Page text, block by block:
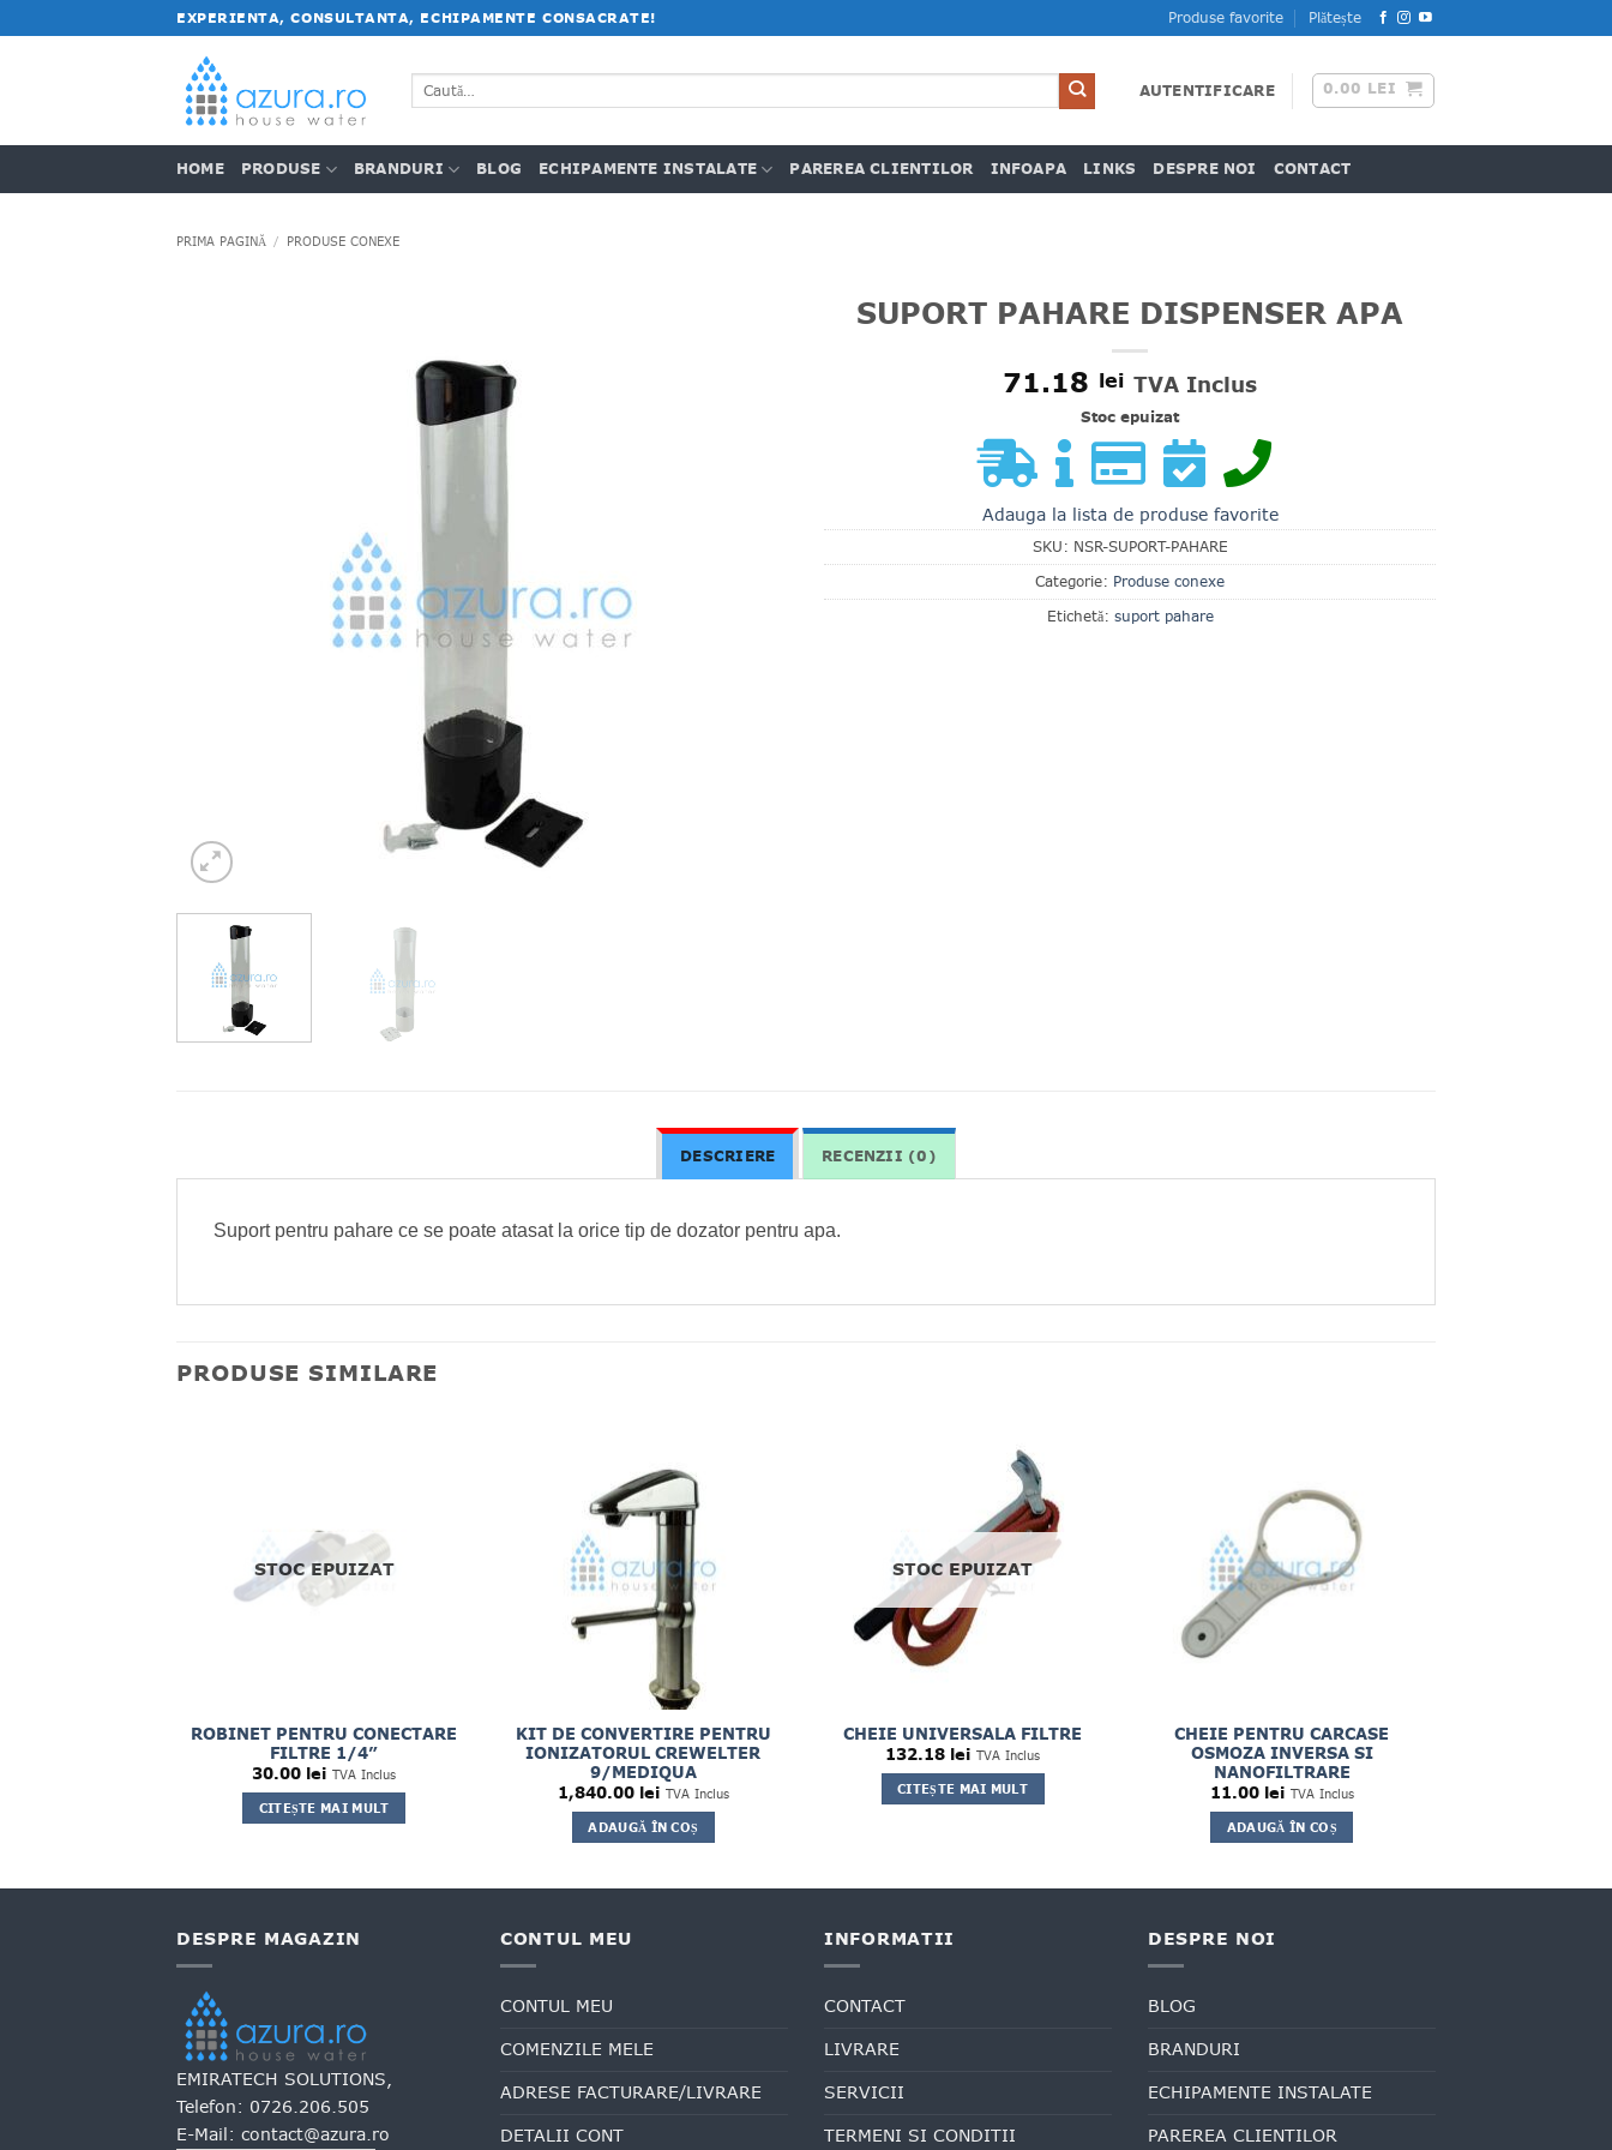
la
EXPERIENTA, CONSULTANTA, ECHIPAMENTE CONSACRATE! Produse favorite Plătește
Caută
după:
AUTENTIFICARE 0.00 LEI
HOME PRODUSE BRANDURI BLOG ECHIPAMENTE INSTALATE PAREREA CLIENTILOR INFOAPA LINKS DESPRE NOI CONTACT
PRIMA PAGINĂ / PRODUSE CONEXE
SUPORT PAHARE DISPENSER APA
71.18 lei TVA Inclus
Stoc epuizat
Adauga la lista de produse favorite
SKU: NSR-SUPORT-PAHARE
Categorie: Produse conexe
Etichetă: suport pahare
DESCRIERE RECENZII (0)
Suport pentru pahare ce se poate atasat la orice tip de dozator pentru apa.
PRODUSE SIMILARE
STOC EPUIZAT
ROBINET PENTRU CONECTARE
FILTRE 1/4”
30.00 lei TVA Inclus
CITEȘTE MAI MULT
KIT DE CONVERTIRE PENTRU
IONIZATORUL CREWELTER
9/MEDIQUA
1,840.00 lei TVA Inclus
ADAUGĂ ÎN COȘ
STOC EPUIZAT
CHEIE UNIVERSALA FILTRE
132.18 lei TVA Inclus
CITEȘTE MAI MULT
CHEIE PENTRU CARCASE
OSMOZA INVERSA SI
NANOFILTRARE
11.00 lei TVA Inclus
ADAUGĂ ÎN COȘ
DESPRE MAGAZIN
EMIRATECH SOLUTIONS,
Telefon: 0726.206.505
E-Mail: contact@azura.ro
CONTUL MEU
CONTUL MEU
COMENZILE MELE
ADRESE FACTURARE/LIVRARE
DETALII CONT
INFORMATII
CONTACT
LIVRARE
SERVICII
TERMENI SI CONDITII
DESPRE NOI
BLOG
BRANDURI
ECHIPAMENTE INSTALATE
PAREREA CLIENTILOR